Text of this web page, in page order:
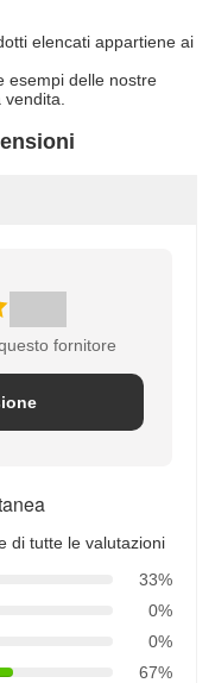
elencati appartiene ai
esempi delle nostre
fornitore
di tutte le valutazioni
33%
0%
0%
67%